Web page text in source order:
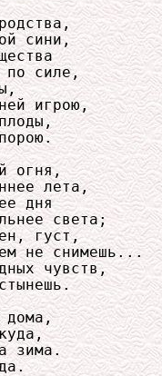
сини,
по силе,
игрою,
огня,
лета,
дня
света;
густ,
не снимешь...
чувств,
дома,
зима.